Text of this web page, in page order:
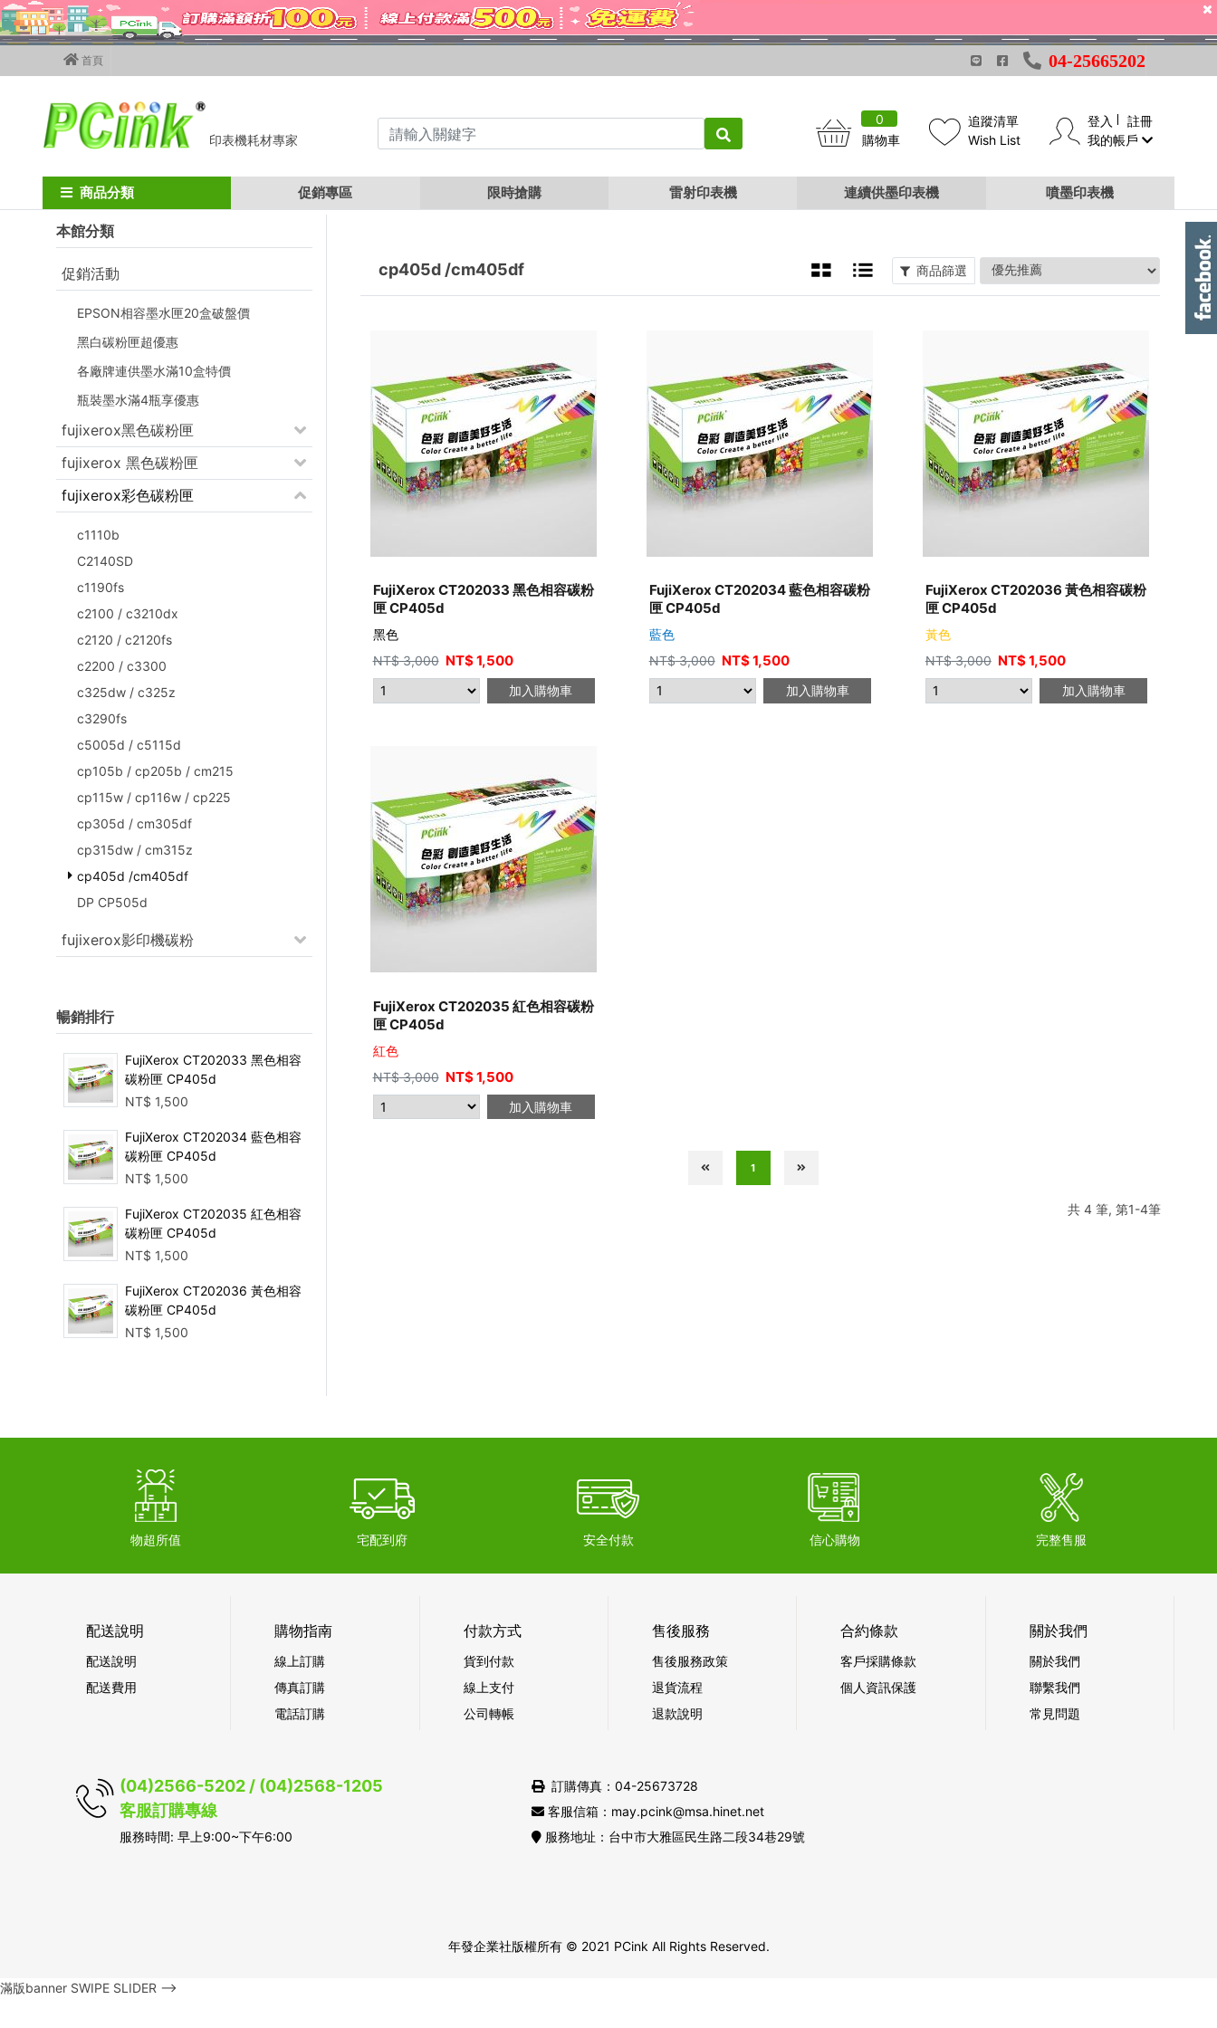
首頁 04-25665202
印表機耗材專家
0
購物車
追蹤清單
Wish List
登入
註冊
我的帳戶
商品分類 促銷專區 限時搶購 雷射印表機 連續供墨印表機 噴墨印表機
Home FUJIFILM碳粉匣 fujixerox彩色碳粉匣 cp405d /cm405df
本館分類
促銷活動
EPSON相容墨水匣20盒破盤價
黑白碳粉匣超優惠
各廠牌連供墨水滿10盒特價
瓶裝墨水滿4瓶享優惠
fujixerox黑色碳粉匣
fujixerox 黑色碳粉匣
fujixerox彩色碳粉匣
c1110b
C2140SD
c1190fs
c2100 / c3210dx
c2120 / c2120fs
c2200 / c3300
c325dw / c325z
c3290fs
c5005d / c5115d
cp105b / cp205b / cm215
cp115w / cp116w / cp225
cp305d / cm305df
cp315dw / cm315z
cp405d /cm405df
DP CP505d
fujixerox影印機碳粉
暢銷排行
FujiXerox CT202033 黑色相容
碳粉匣 CP405d
NT$ 1,500
FujiXerox CT202034 藍色相容
碳粉匣 CP405d
NT$ 1,500
FujiXerox CT202035 紅色相容
碳粉匣 CP405d
NT$ 1,500
FujiXerox CT202036 黃色相容
碳粉匣 CP405d
NT$ 1,500
商品篩選
cp405d /cm405df
FujiXerox CT202033 黑色相容碳粉
匣 CP405d
黑色
NT$3,000 NT$1,500
加入購物車
FujiXerox CT202034 藍色相容碳粉
匣 CP405d
藍色
NT$3,000 NT$1,500
加入購物車
FujiXerox CT202036 黃色相容碳粉
匣 CP405d
黃色
NT$3,000 NT$1,500
加入購物車
FujiXerox CT202035 紅色相容碳粉
匣 CP405d
紅色
NT$3,000 NT$1,500
加入購物車
1
共 4 筆, 第1-4筆
物超所值 宅配到府 安全付款 信心購物 完整售服
配送說明
配送說明
配送費用
購物指南
線上訂購
傳真訂購
電話訂購
付款方式
貨到付款
線上支付
公司轉帳
售後服務
售後服務政策
退貨流程
退款說明
合約條款
客戶採購條款
個人資訊保護
關於我們
關於我們
聯繫我們
常見問題
(04)2566-5202 / (04)2568-1205
客服訂購專線
服務時間: 早上9:00~下午6:00
訂購傳真：04-25673728
客服信箱：may.pcink@msa.hinet.net
服務地址：台中市大雅區民生路二段34巷29號
年發企業社版權所有 © 2021 PCink All Rights Reserved.
滿版banner SWIPE SLIDER -->